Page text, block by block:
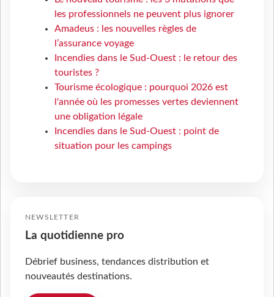
les professionnels ne peuvent plus ignorer
Amadeus : les nouvelles règles de
l’assurance voyage
Incendies dans le Sud-Ouest : le retour des
touristes ?
Tourisme écologique : pourquoi 2026 est
l'année où les promesses vertes deviennent
une obligation légale
Incendies dans le Sud-Ouest : point de
situation pour les campings
NEWSLETTER
La quotidienne pro
Débrief business, tendances distribution et
nouveautés destinations.